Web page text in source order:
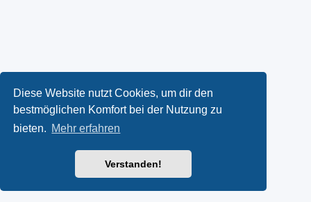
Diese Website nutzt Cookies, um dir den
bestmöglichen Komfort bei der Nutzung zu
bieten. Mehr erfahren
Verstanden!